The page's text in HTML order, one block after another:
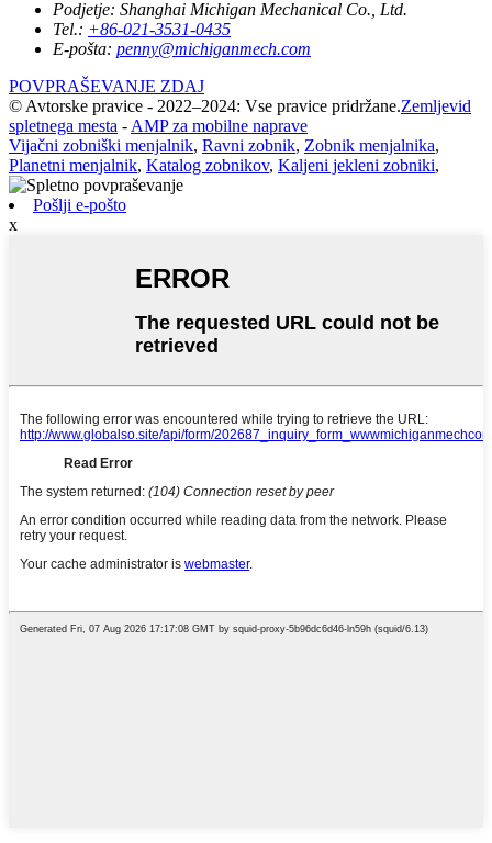
Podjetje: Shanghai Michigan Mechanical Co., Ltd.
Tel.: +86-021-3531-0435
E-pošta: penny@michiganmech.com
POVPRAŠEVANJE ZDAJ
© Avtorske pravice - 2022–2024: Vse pravice pridržane.Zemljevid
spletnega mesta - AMP za mobilne naprave
Vijačni zobniški menjalnik, Ravni zobnik, Zobnik menjalnika,
Planetni menjalnik, Katalog zobnikov, Kaljeni jekleni zobniki,
Pošlji e-pošto
x